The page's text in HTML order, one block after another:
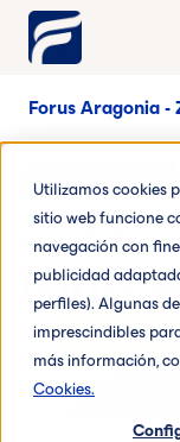
Utilizamos cookies
sitio web funcione
navegación con
publicidad
perfiles). Algunas
imprescindibles
más información,
Cookies.
Forus Aragonia -
Vídeo de fondo en
Zaragoza
Forus